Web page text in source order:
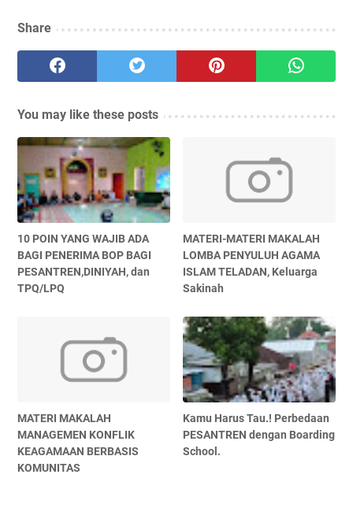
Share
You may like these posts
10 POIN YANG WAJIB ADA
BAGI PENERIMA BOP BAGI
PESANTREN,DINIYAH, dan
TPQ/LPQ
MATERI-MATERI MAKALAH
LOMBA PENYULUH AGAMA
ISLAM TELADAN, Keluarga
Sakinah
MATERI MAKALAH
MANAGEMEN KONFLIK
KEAGAMAAN BERBASIS
KOMUNITAS
Kamu Harus Tau.! Perbedaan
PESANTREN dengan Boarding
School.